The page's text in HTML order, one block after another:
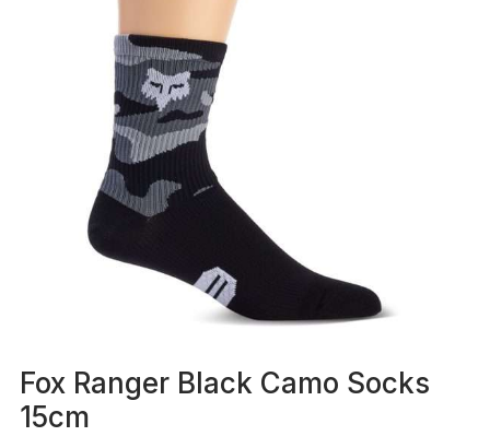
Fox Ranger Black Camo Socks
15cm